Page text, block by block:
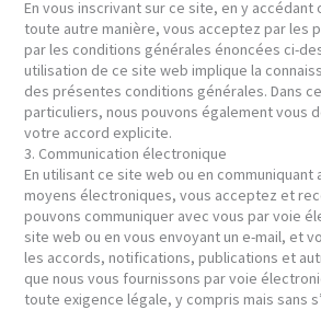
En vous inscrivant sur ce site, en y accédant
toute autre manière, vous acceptez par les
par les conditions générales énoncées ci-
utilisation de ce site web implique la
des présentes conditions générales. Dans
particuliers, nous pouvons également vous
votre accord explicite.
3. Communication électronique
En utilisant ce site web ou en communiquant
moyens électroniques, vous acceptez et
pouvons communiquer avec vous par voie
site web ou en vous envoyant un e-mail, et
les accords, notifications, publications et
que nous vous fournissons par voie
toute exigence légale, y compris mais sans